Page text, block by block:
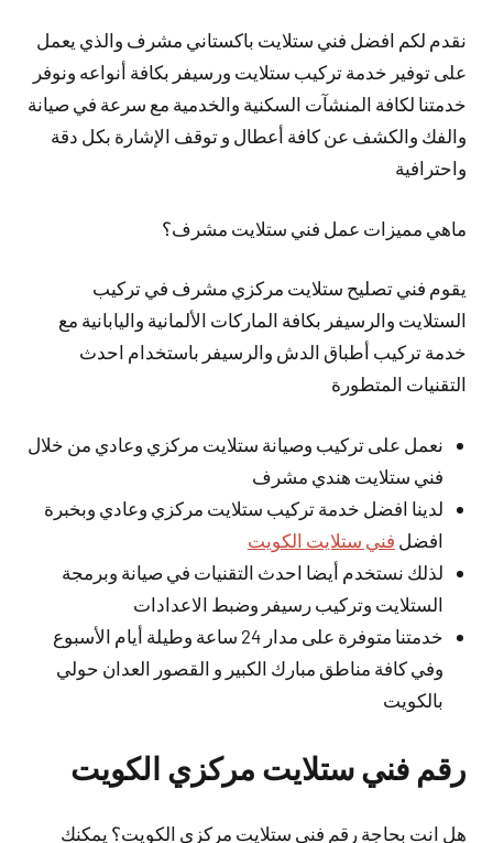
نقدم لكم افضل فني ستلايت باكستاني مشرف والذي يعمل
على توفير خدمة تركيب ستلايت ورسيفر بكافة أنواعه ونوفر
خدمتنا لكافة المنشآت السكنية والخدمية مع سرعة في صيانة
والفك والكشف عن كافة أعطال و توقف الإشارة بكل دقة
واحترافية
ماهي مميزات عمل فني ستلايت مشرف؟
يقوم فني تصليح ستلايت مركزي مشرف في تركيب
الستلايت والرسيفر بكافة الماركات الألمانية واليابانية مع
خدمة تركيب أطباق الدش والرسيفر باستخدام احدث
التقنيات المتطورة
نعمل على تركيب وصيانة ستلايت مركزي وعادي من خلال
فني ستلايت هندي مشرف
لدينا افضل خدمة تركيب ستلايت مركزي وعادي وبخبرة
افضل فني ستلايت الكويت
لذلك نستخدم أيضا احدث التقنيات في صيانة وبرمجة
الستلايت وتركيب رسيفر وضبط الاعدادات
خدمتنا متوفرة على مدار 24 ساعة وطيلة أيام الأسبوع
وفي كافة مناطق مبارك الكبير و القصور العدان حولي
بالكويت
رقم فني ستلايت مركزي الكويت
هل انت بحاجة رقم فني ستلايت مركزي الكويت؟ يمكنك